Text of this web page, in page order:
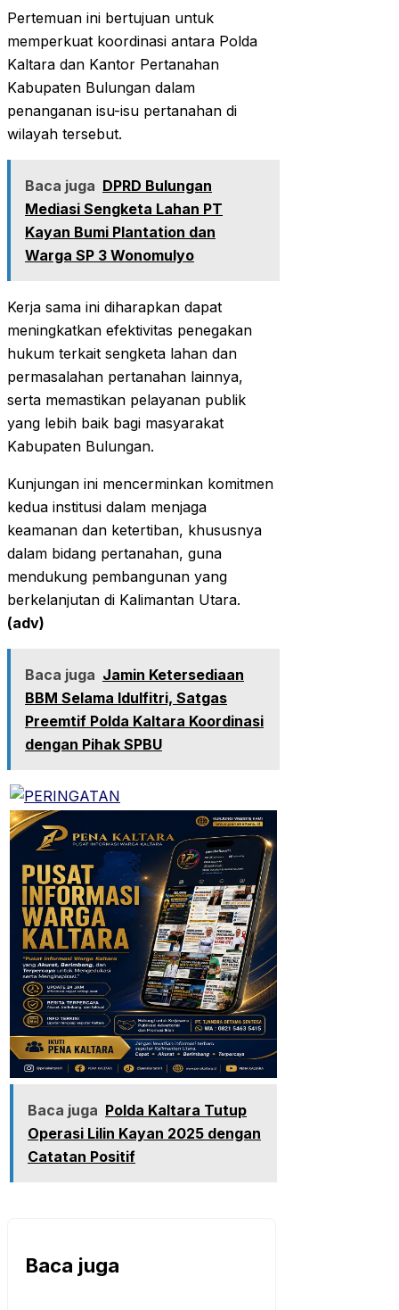
Pertemuan ini bertujuan untuk
memperkuat koordinasi antara Polda
Kaltara dan Kantor Pertanahan
Kabupaten Bulungan dalam
penanganan isu-isu pertanahan di
wilayah tersebut.
Baca juga DPRD Bulungan
Mediasi Sengketa Lahan PT
Kayan Bumi Plantation dan
Warga SP 3 Wonomulyo
Kerja sama ini diharapkan dapat
meningkatkan efektivitas penegakan
hukum terkait sengketa lahan dan
permasalahan pertanahan lainnya,
serta memastikan pelayanan publik
yang lebih baik bagi masyarakat
Kabupaten Bulungan.
Kunjungan ini mencerminkan komitmen
kedua institusi dalam menjaga
keamanan dan ketertiban, khususnya
dalam bidang pertanahan, guna
mendukung pembangunan yang
berkelanjutan di Kalimantan Utara.
(adv)
Baca juga Jamin Ketersediaan
BBM Selama Idulfitri, Satgas
Preemtif Polda Kaltara Koordinasi
dengan Pihak SPBU
Baca juga Polda Kaltara Tutup
Operasi Lilin Kayan 2025 dengan
Catatan Positif
Baca juga